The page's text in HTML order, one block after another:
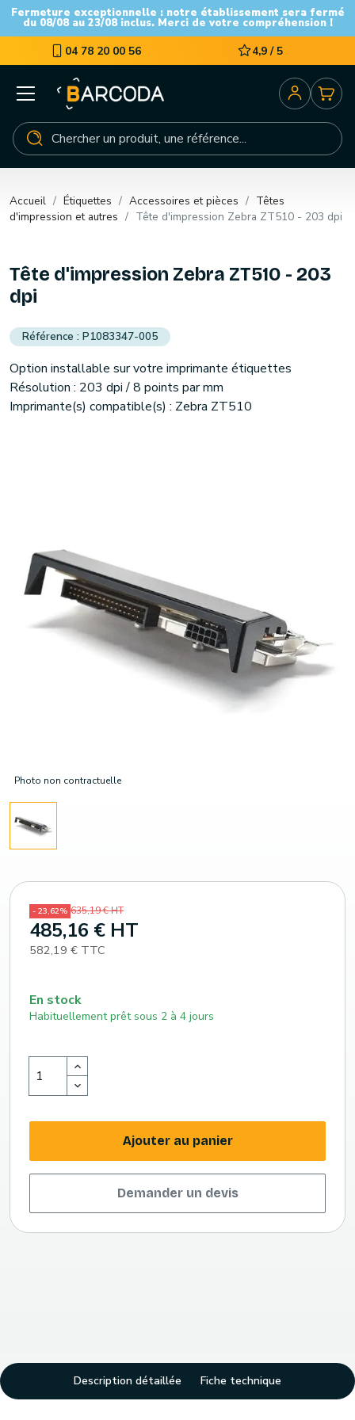
Fermeture exceptionnelle : notre établissement sera fermé
du 08/08 au 23/08 inclus. Merci de votre compréhension !
04 78 20 00 56 4,9 / 5
Accueil Étiquettes Accessoires et pièces
Têtes
d'impression et autres
Tête d'impression Zebra ZT510 - 203 dpi
Photo non contractuelle
Tête d'impression Zebra ZT510 - 203
dpi
P1083347-005
Option installable sur votre imprimante étiquettes
Résolution : 203 dpi / 8 points par mm
Imprimante(s) compatible(s) : Zebra ZT510
- 23,62% 635,19 € HT
485,16 € HT
582,19 € TTC
En stock
Habituellement prêt sous 2 à 4 jours
Ajouter au panier
Demander un devis
Description détaillée Fiche technique